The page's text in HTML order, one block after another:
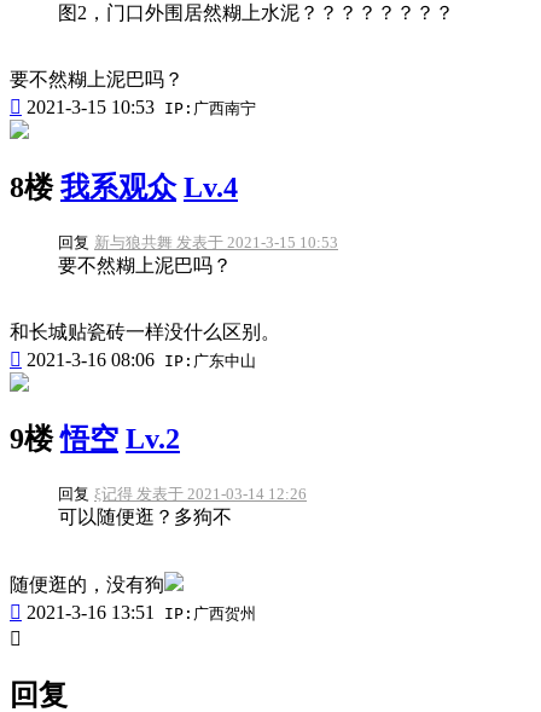
图2，门口外围居然糊上水泥？？？？？？？？
要不然糊上泥巴吗？
 2021-3-15 10:53 IP:广西南宁
8楼 我系观众 Lv.4
回复 新与狼共舞 发表于 2021-3-15 10:53
要不然糊上泥巴吗？
和长城贴瓷砖一样没什么区别。
 2021-3-16 08:06 IP:广东中山
9楼 悟空 Lv.2
回复 ξ记得 发表于 2021-03-14 12:26
可以随便逛？多狗不
随便逛的，没有狗
 2021-3-16 13:51 IP:广西贺州

回复